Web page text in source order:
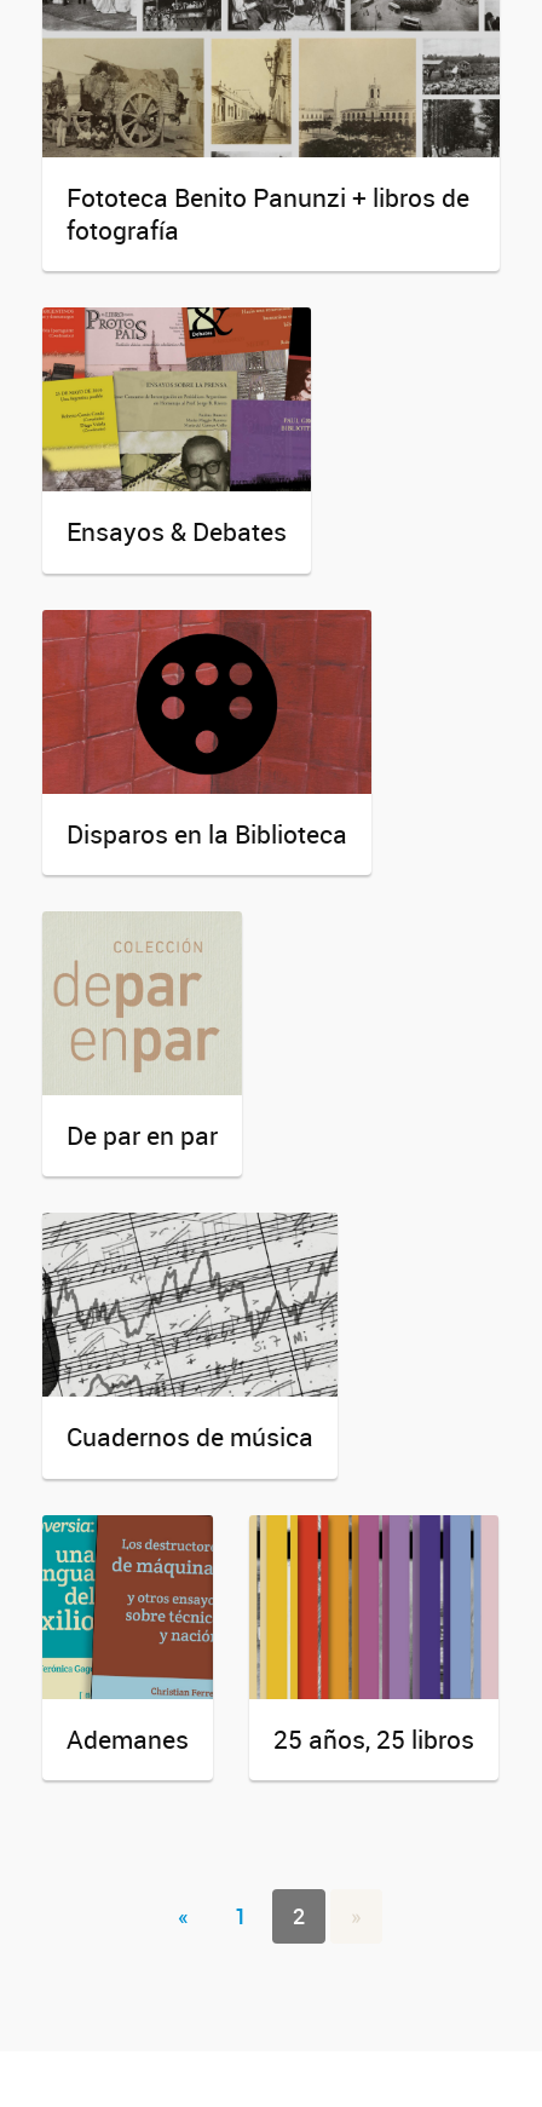
Fototeca Benito Panunzi + libros de
fotografía
Ensayos & Debates
Disparos en la Biblioteca
De par en par
Cuadernos de música
Ademanes 25 años, 25 libros
« 1 2 »